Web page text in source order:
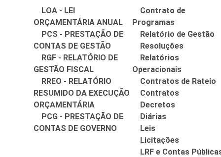
LOA - LEI
ORÇAMENTÁRIA ANUAL
PCS - PRESTAÇÃO DE
CONTAS DE GESTÃO
RGF - RELATÓRIO DE
GESTÃO FISCAL
RREO - RELATÓRIO
RESUMIDO DA EXECUÇÃO
ORÇAMENTÁRIA
PCG - PRESTAÇÃO DE
CONTAS DE GOVERNO
Contrato de
Programas
Relatório de Gestão
Resoluções
Relatórios
Operacionais
Contratos de Rateio
Contratos
Decretos
Diárias
Leis
Licitações
LRF e Contas